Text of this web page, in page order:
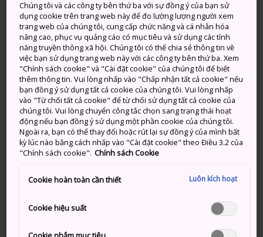
Một vùng đậm chất nông thôn với những ngôi làng
nhỏ ven núi và ven biển, Hamada là nơi sở hữu một
vài trong số những bãi biển tốt nhất ở phía tây Nhật
Bản. Là nơi xa xôi hẻo lánh và truyền thống nhưng chỉ
cáchHiroshima
chưa đầy 2 giờ, thị trấn này cũng là
trung tâm củaIwami Kagura
, một loại nghệ thuật
biểu diễn truyền thống sôi động có guồn gốc từ tôn
giáo Thần đạo. Vào ban đêm, tia sáng của ánh đèn
câu mực địa phương làm thắp sáng bầu trời.
Iwami Kagura – một vài trong số những trò
giải trí khiêu vũ truyền thống cuồng nhiệt nhất
Chúng tôi và các công ty bên thứ ba với sự đồng ý của bạn sử
dụng cookie trên trang web này để đo lường lượng người xem
trang web của chúng tôi, cung cấp chức năng và cá nhân hóa
nâng cao, phục vụ quảng cáo có mục tiêu và sử dụng các tính
năng truyền thông xã hội. Chúng tôi có thể chia sẻ thông tin về
việc bạn sử dụng trang web này với các công ty bên thứ ba. Xem
"Chính sách cookie" và "Cài đặt cookie" của chúng tôi để biết
thêm thông tin. Vui lòng nhấp vào "Chấp nhận tất cả cookie" nếu
bạn đồng ý sử dụng tất cả cookie của chúng tôi. Vui lòng nhấp
vào "Từ chối tất cả cookie" để từ chối sử dụng tất cả cookie của
chúng tôi. Vui lòng chuyển công tắc chọn sang trạng thái hoạt
động nếu bạn đồng ý sử dụng một phần cookie của chúng tôi.
Ngoài ra, bạn có thể thay đổi hoặc rút lại sự đồng ý của mình bất
kỳ lúc nào bằng cách nhấp vào "Cài đặt cookie" theo Điều 3.2 của
"Chính sách cookie". Chính sách Cookie
Cookie hoàn toàn cần thiết Luôn kích hoạt
Cookie hiệu suất